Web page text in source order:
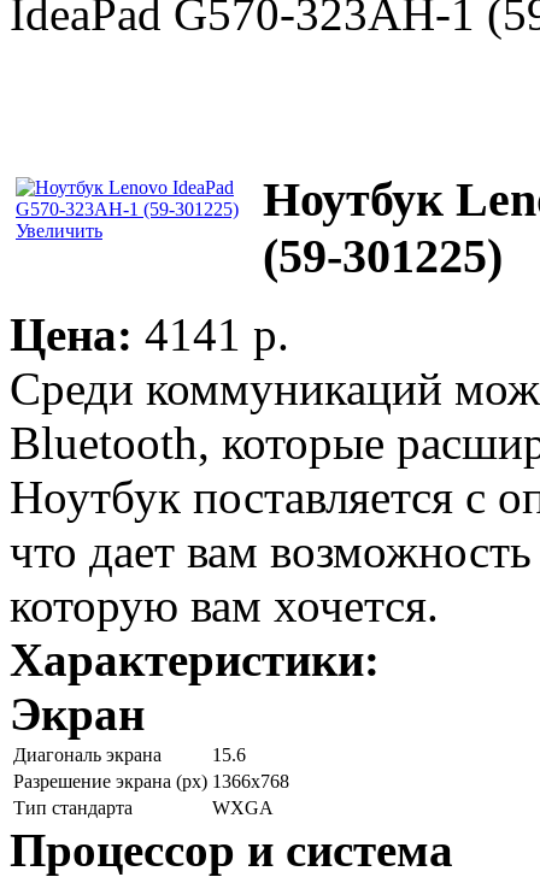
IdeaPad G570-323AH-1
Увеличить
Ноутбук
(59-301225)
Цена: 4141 p.
Среди коммуникаций
Bluetooth, которые
Ноутбук поставляется с
что дает вам
которую вам хочется.
Характеристики:
Экран
Диагональ экрана
15.6
Разрешение экрана (px) 1366x768
Тип стандарта
WXGA
Процессор и система